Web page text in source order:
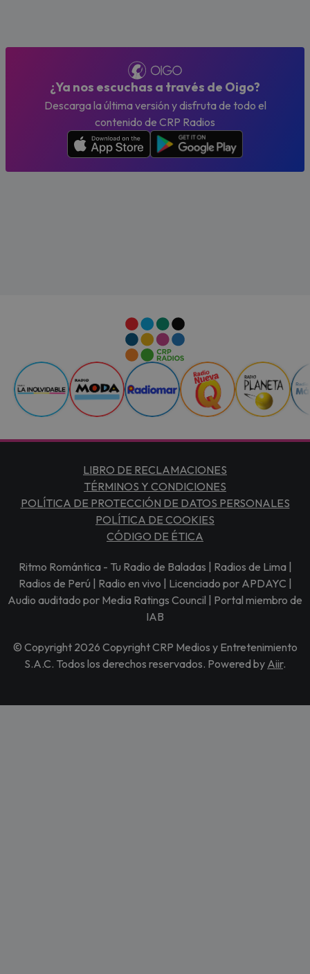
¿Ya nos escuchas a través de Oigo?
Descarga la última versión y disfruta de todo el
contenido de CRP Radios
LIBRO DE RECLAMACIONES
TÉRMINOS Y CONDICIONES
POLÍTICA DE PROTECCIÓN DE DATOS PERSONALES
POLÍTICA DE COOKIES
CÓDIGO DE ÉTICA
Ritmo Romántica - Tu Radio de Baladas | Radios de Lima |
Radios de Perú | Radio en vivo | Licenciado por APDAYC |
Audio auditado por Media Ratings Council | Portal miembro de
IAB
© Copyright 2026 Copyright CRP Medios y Entretenimiento
S.A.C. Todos los derechos reservados. Powered by Aiir.